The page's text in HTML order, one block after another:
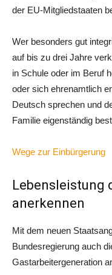
der EU-Mitgliedstaaten
Wer besonders gut
auf bis zu drei Jahre
in Schule oder im Beruf
oder sich ehrenamtlich
Deutsch sprechen und
Familie eigenständig
Wege zur Einbürgerung
Lebensleistung
anerkennen
Mit dem neuen
Bundesregierung auch
Gastarbeitergeneration